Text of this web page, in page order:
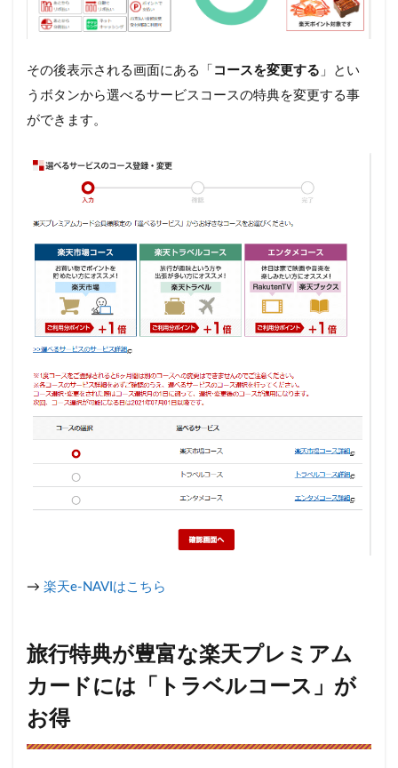
その後表示される画面にある「 コースを変更する 」とい
うボタンから選べるサービスコースの特典を変更する事
ができます。
→ 楽天e-NAVIはこちら
旅行特典が豊富な楽天プレミアム
カードには「トラベルコース」が
お得